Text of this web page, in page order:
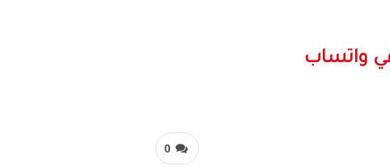
واتساب
0